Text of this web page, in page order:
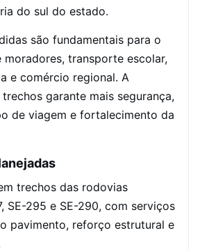
do sul do estado.
são fundamentais para o
moradores, transporte escolar,
e comércio regional. A
garante mais segurança,
de viagem e fortalecimento da
trechos das rodovias
SE-295 e SE-290, com serviços
pavimento, reforço estrutural e